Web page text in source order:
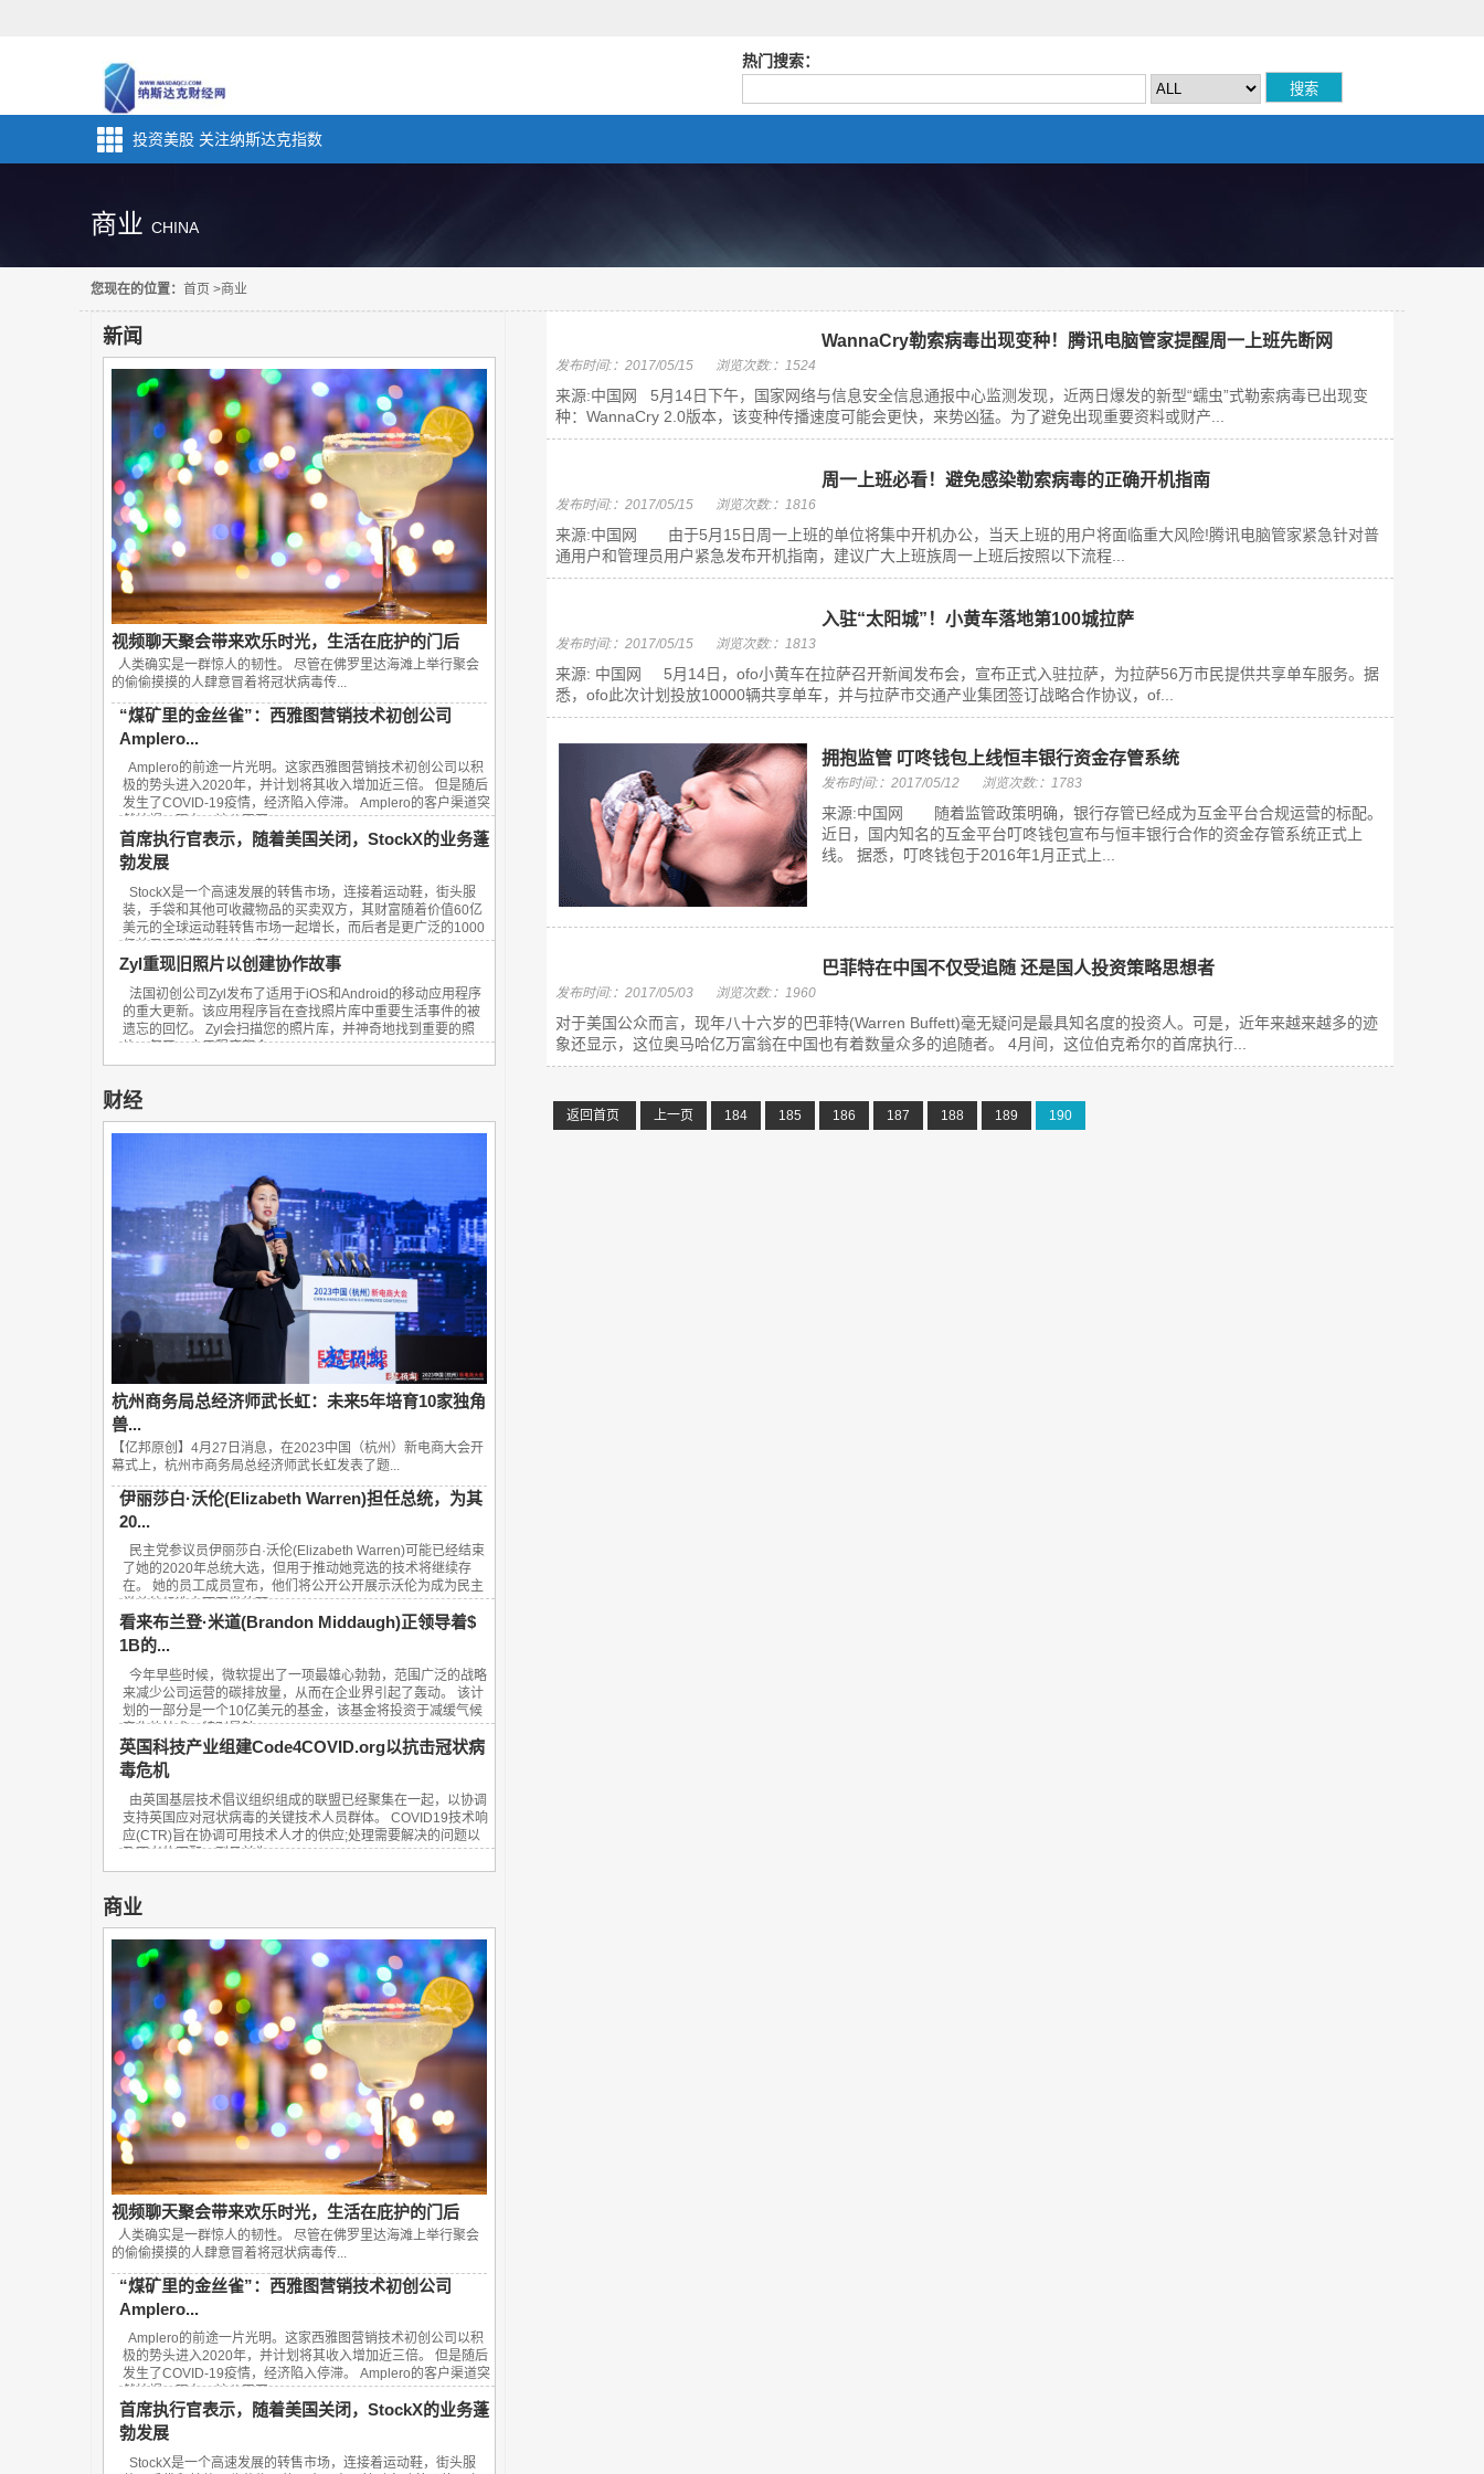
热门搜索：
投资美股 关注纳斯达克指数
商业 CHINA
您现在的位置： 首页 >商业
新闻
视频聊天聚会带来欢乐时光，生活在庇护的门后
人类确实是一群惊人的韧性。 尽管在佛罗里达海滩上举行聚会
的偷偷摸摸的人肆意冒着将冠状病毒传...
“煤矿里的金丝雀”：西雅图营销技术初创公司
Amplero...
Amplero的前途一片光明。这家西雅图营销技术初创公司以积
极的势头进入2020年，并计划将其收入增加近三倍。 但是随后
发生了COVID-19疫情，经济陷入停滞。 Amplero的客户渠道突
然枯竭。现在，该公司正...
首席执行官表示，随着美国关闭，StockX的业务蓬
勃发展
StockX是一个高速发展的转售市场，连接着运动鞋，街头服
装，手袋和其他可收藏物品的买卖双方，其财富随着价值60亿
美元的全球运动鞋转售市场一起增长，而后者是更广泛的1000
亿美元运动鞋类别的一部分。...
Zyl重现旧照片以创建协作故事
法国初创公司Zyl发布了适用于iOS和Android的移动应用程序
的重大更新。该应用程序旨在查找照片库中重要生活事件的被
遗忘的回忆。 Zyl会扫描您的照片库，并神奇地找到重要的照
片。每天，应用程序都会...
财经
杭州商务局总经济师武长虹：未来5年培育10家独角
兽...
【亿邦原创】4月27日消息，在2023中国（杭州）新电商大会开
幕式上，杭州市商务局总经济师武长虹发表了题...
伊丽莎白·沃伦(Elizabeth Warren)担任总统，为其
20...
民主党参议员伊丽莎白·沃伦(Elizabeth Warren)可能已经结束
了她的2020年总统大选，但用于推动她竞选的技术将继续存
在。 她的员工成员宣布，他们将公开公开展示沃伦为成为民主
党总统候选人而开发的顶...
看来布兰登·米道(Brandon Middaugh)正领导着$
1B的...
今年早些时候，微软提出了一项最雄心勃勃，范围广泛的战略
来减少公司运营的碳排放量，从而在企业界引起了轰动。 该计
划的一部分是一个10亿美元的基金，该基金将投资于减缓气候
变化的技术，特别是针...
英国科技产业组建Code4COVID.org以抗击冠状病
毒危机
由英国基层技术倡议组织组成的联盟已经聚集在一起，以协调
支持英国应对冠状病毒的关键技术人员群体。 COVID19技术响
应(CTR)旨在协调可用技术人才的供应;处理需要解决的问题以
及两者的匹配。到目前为...
商业
视频聊天聚会带来欢乐时光，生活在庇护的门后
人类确实是一群惊人的韧性。 尽管在佛罗里达海滩上举行聚会
的偷偷摸摸的人肆意冒着将冠状病毒传...
“煤矿里的金丝雀”：西雅图营销技术初创公司
Amplero...
Amplero的前途一片光明。这家西雅图营销技术初创公司以积
极的势头进入2020年，并计划将其收入增加近三倍。 但是随后
发生了COVID-19疫情，经济陷入停滞。 Amplero的客户渠道突
然枯竭。现在，该公司正...
首席执行官表示，随着美国关闭，StockX的业务蓬
勃发展
StockX是一个高速发展的转售市场，连接着运动鞋，街头服
WannaCry勒索病毒出现变种！腾讯电脑管家提醒周一上班先断网
发布时间:：2017/05/15 浏览次数:：1524
来源:中国网 5月14日下午，国家网络与信息安全信息通报中心监测发现，近两日爆发的新型“蠕虫”式勒索病毒已出现变
种：WannaCry 2.0版本，该变种传播速度可能会更快，来势凶猛。为了避免出现重要资料或财产...
周一上班必看！避免感染勒索病毒的正确开机指南
发布时间:：2017/05/15 浏览次数:：1816
来源:中国网 由于5月15日周一上班的单位将集中开机办公，当天上班的用户将面临重大风险!腾讯电脑管家紧急针对普
通用户和管理员用户紧急发布开机指南，建议广大上班族周一上班后按照以下流程...
入驻“太阳城”！小黄车落地第100城拉萨
发布时间:：2017/05/15 浏览次数:：1813
来源: 中国网 5月14日，ofo小黄车在拉萨召开新闻发布会，宣布正式入驻拉萨，为拉萨56万市民提供共享单车服务。据
悉，ofo此次计划投放10000辆共享单车，并与拉萨市交通产业集团签订战略合作协议，of...
拥抱监管 叮咚钱包上线恒丰银行资金存管系统
发布时间:：2017/05/12 浏览次数:：1783
来源:中国网 随着监管政策明确，银行存管已经成为互金平台合规运营的标配。
近日，国内知名的互金平台叮咚钱包宣布与恒丰银行合作的资金存管系统正式上
线。 据悉，叮咚钱包于2016年1月正式上...
巴菲特在中国不仅受追随 还是国人投资策略思想者
发布时间:：2017/05/03 浏览次数:：1960
对于美国公众而言，现年八十六岁的巴菲特(Warren Buffett)毫无疑问是最具知名度的投资人。可是，近年来越来越多的迹
象还显示，这位奥马哈亿万富翁在中国也有着数量众多的追随者。 4月间，这位伯克希尔的首席执行...
返回首页 上一页 184 185 186 187 188 189 190